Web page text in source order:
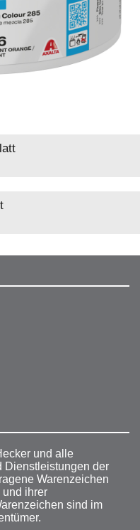
und alle
Dienstleistungen der
Warenzeichen
und ihrer
sind im